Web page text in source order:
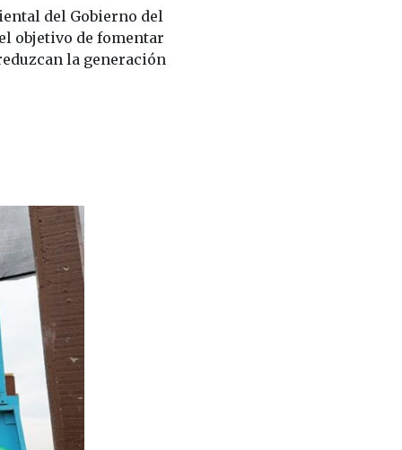
del Gobierno del
objetivo de fomentar
la generación